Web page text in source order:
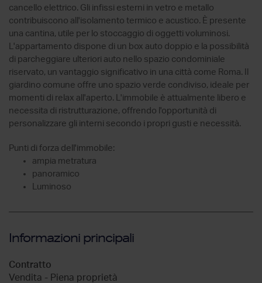
cancello elettrico. Gli infissi esterni in vetro e metallo
contribuiscono all'isolamento termico e acustico. È presente
una cantina, utile per lo stoccaggio di oggetti voluminosi.
L'appartamento dispone di un box auto doppio e la possibilità
di parcheggiare ulteriori auto nello spazio condominiale
riservato, un vantaggio significativo in una città come Roma. Il
giardino comune offre uno spazio verde condiviso, ideale per
momenti di relax all'aperto. L'immobile è attualmente libero e
necessita di ristrutturazione, offrendo l'opportunità di
personalizzare gli interni secondo i propri gusti e necessità.
Punti di forza dell'immobile:
ampia metratura
panoramico
Luminoso
Informazioni principali
Contratto
Vendita - Piena proprietà